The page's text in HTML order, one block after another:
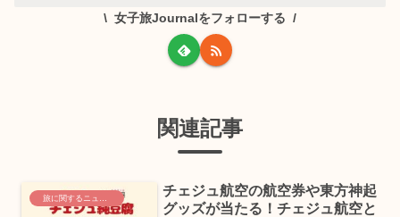
女子旅Journalをフォローする
関連記事
チェジュ航空の航空券や東方神起
グッズが当たる！チェジュ航空と